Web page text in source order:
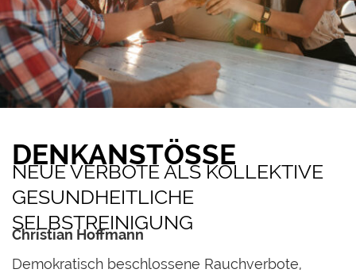
DENKANSTÖSSE
NEUE VERBOTE ALS KOLLEKTIVE
GESUNDHEITLICHE
SELBSTREINIGUNG
Christian Hoffmann
Demokratisch beschlossene Rauchverbote,